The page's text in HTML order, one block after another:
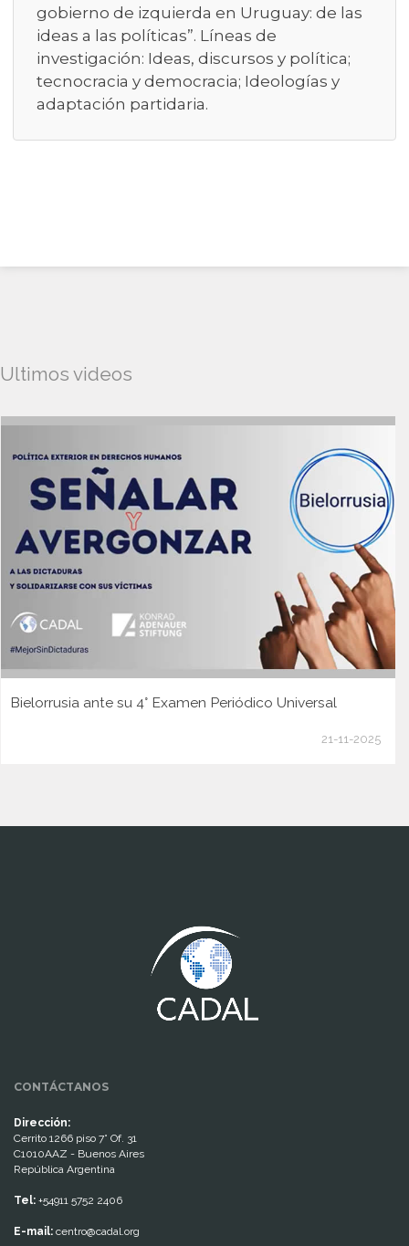
gobierno de izquierda en Uruguay: de las
ideas a las políticas”. Líneas de
investigación: Ideas, discursos y política;
tecnocracia y democracia; Ideologías y
adaptación partidaria.
Ultimos videos
Bielorrusia ante su 4° Examen Periódico Universal
21-11-2025
CONTÁCTANOS
Dirección:
Cerrito 1266 piso 7° Of. 31
C1010AAZ - Buenos Aires
República Argentina
Tel: +54911 5752 2406
E-mail: centro@cadal.org